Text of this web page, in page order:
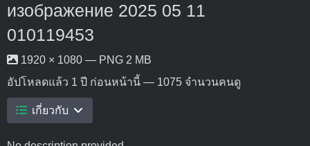
изображение 2025 05 11
010119453
1920 × 1080 — PNG 2 MB
อัปโหลดแล้ว 1 ปี ก่อนหน้านี้ — 1075 จำนวนคนดู
เกี่ยวกับ